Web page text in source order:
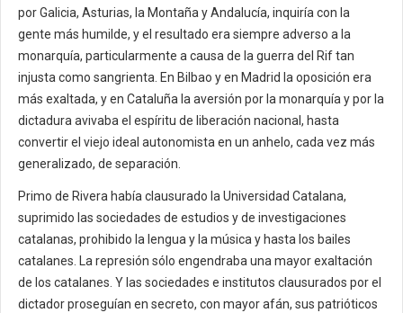
por Galicia, Asturias, la Montaña y Andalucía, inquiría con la
gente más humilde, y el resultado era siempre adverso a la
monarquía, particularmente a causa de la guerra del Rif tan
injusta como sangrienta. En Bilbao y en Madrid la oposición era
más exaltada, y en Cataluña la aversión por la monarquía y por la
dictadura avivaba el espíritu de liberación nacional, hasta
convertir el viejo ideal autonomista en un anhelo, cada vez más
generalizado, de separación.
Primo de Rivera había clausurado la Universidad Catalana,
suprimido las sociedades de estudios y de investigaciones
catalanas, prohibido la lengua y la música y hasta los bailes
catalanes. La represión sólo engendraba una mayor exaltación
de los catalanes. Y las sociedades e institutos clausurados por el
dictador proseguían en secreto, con mayor afán, sus patrióticos